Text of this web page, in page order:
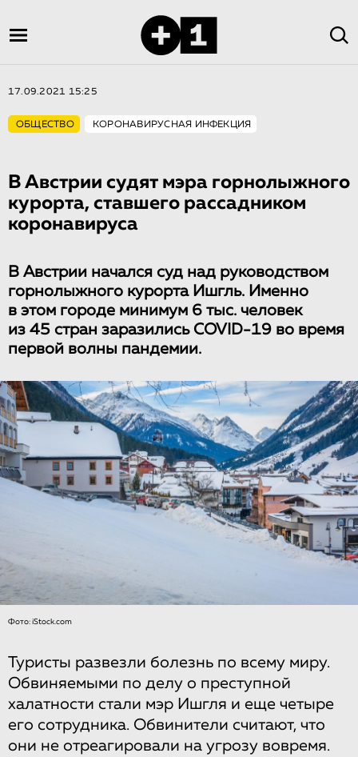
17.09.2021 15:25
ОБЩЕСТВО КОРОНАВИРУСНАЯ ИНФЕКЦИЯ
В Австрии судят мэра горнолыжного
курорта, ставшего рассадником
коронавируса
В Австрии начался суд над руководством
горнолыжного курорта Ишгль. Именно
в этом городе минимум 6 тыс. человек
из 45 стран заразились COVID-19 во время
первой волны пандемии.
Фото: iStock.com
Туристы развезли болезнь по всему миру.
Обвиняемыми по делу о преступной
халатности стали мэр Ишгля и еще четыре
его сотрудника. Обвинители считают, что
они не отреагировали на угрозу вовремя.